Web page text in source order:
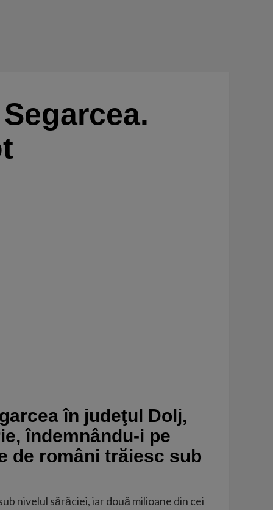
în judeţul Dolj,
îndemnându-i pe
de români trăiesc sub
nivelul sărăciei, iar două milioane din cei